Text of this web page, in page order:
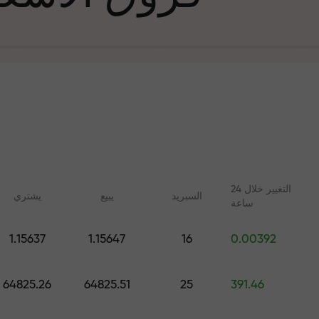
في التجارة
جائزة هديتك
يشتري يبيع السبرید
التغيير خلال 24
ساعة
1.15637 1.15647 16 0.00392
64825.26 64825.51 25 391.46
وندوات عبر الإنترنت لجميع
الرقمية والعقود الآجلة